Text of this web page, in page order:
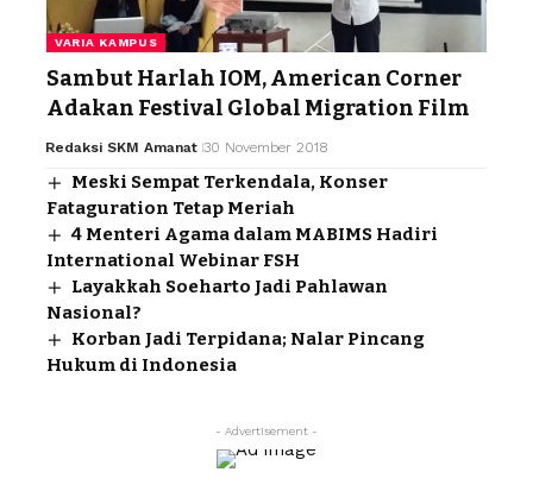
VARIA KAMPUS
Sambut Harlah IOM, American Corner
Adakan Festival Global Migration Film
Redaksi SKM Amanat 30 November 2018
Meski Sempat Terkendala, Konser
Fataguration Tetap Meriah
4 Menteri Agama dalam MABIMS Hadiri
International Webinar FSH
Layakkah Soeharto Jadi Pahlawan
Nasional?
Korban Jadi Terpidana; Nalar Pincang
Hukum di Indonesia
- Advertisement -